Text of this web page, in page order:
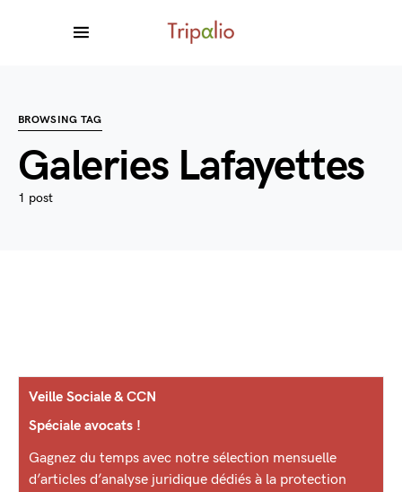
BROWSING TAG
Galeries Lafayettes
1 post
Veille Sociale & CCN
Spéciale avocats !
Gagnez du temps avec notre sélection mensuelle
d’articles d’analyse juridique dédiés à la protection